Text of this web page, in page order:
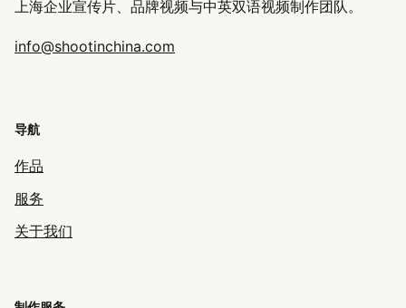
上海企业宣传片、品牌视频与中英双语视频制作团队。
info@shootinchina.com
导航
作品
服务
关于我们